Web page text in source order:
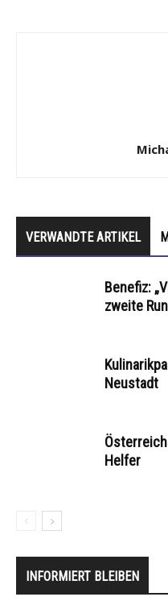
VERWANDTE ARTIKEL
Benefiz:
zweite
Neustadt
Helfer
INFORMIERT BLEIBEN